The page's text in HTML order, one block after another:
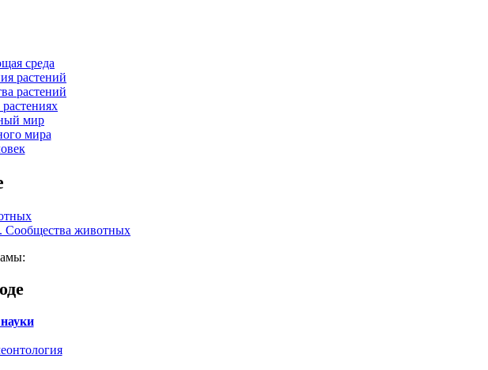
среда
растений
растений
мир
мира
Сообщества животных